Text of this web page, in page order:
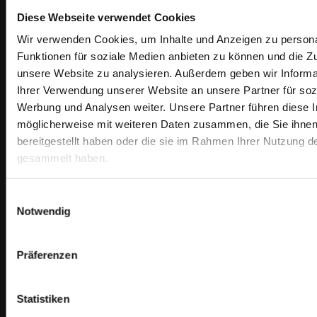
Diese Webseite verwendet Cookies
Wir verwenden Cookies, um Inhalte und Anzeigen zu
Funktionen für soziale Medien anbieten zu können und die
unsere Website zu analysieren. Außerdem geben wir
Ihrer Verwendung unserer Website an unsere Partner für
Werbung und Analysen weiter. Unsere Partner führen diese
möglicherweise mit weiteren Daten zusammen, die Sie ihnen
bereitgestellt haben oder die sie im Rahmen Ihrer Nutzung
gesammelt haben.
Notwendig
Präferenzen
Statistiken
eingegebenen Daten erfolgt somit ausschließlich auf
Grundlage Ihrer Einwilligung (Art. 6 Abs. 1 lit. a
DSGVO). Sie können diese Einwilligung jederzeit
widerrufen. Dazu reicht eine formlose Mitteilung per E-
Mail an uns. Die Rechtmäßigkeit der bis zum Widerruf
erfolgten Datenverarbeitungsvorgänge bleibt vom
entfällt (z.B. nach abgeschlossener Bearbeitung Ihrer
insbesondere Aufbewahrungsfristen – bleiben